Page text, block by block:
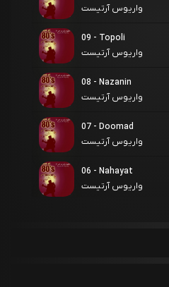
واریوس آرتیست
09 - Topoli
واریوس آرتیست
08 - Nazanin
واریوس آرتیست
07 - Doomad
واریوس آرتیست
06 - Nahayat
واریوس آرتیست